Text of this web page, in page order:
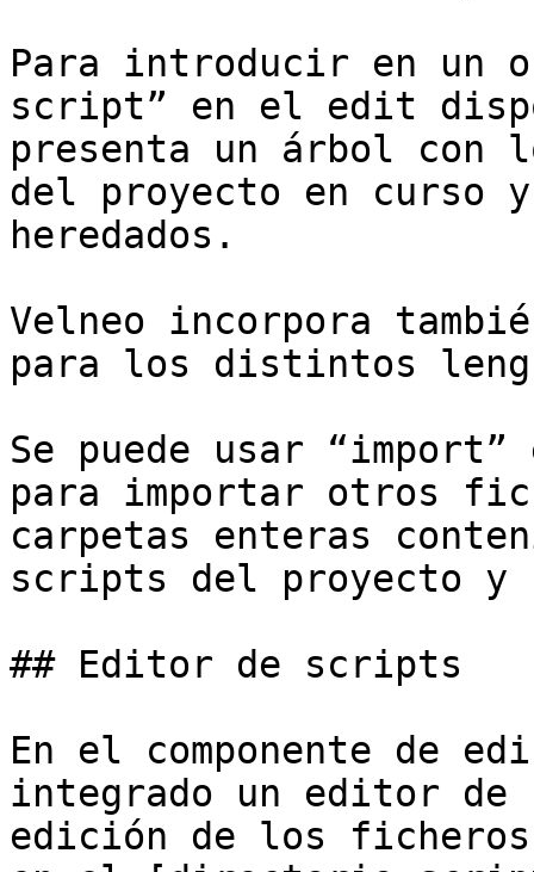
Para introducir en un
script” en el edit
presenta un árbol
del proyecto en curso
heredados.
Velneo incorpora
para los distintos
Se puede usar
para importar otros
carpetas enteras
scripts del proyecto y
## Editor de scripts
En el componente de
integrado un editor
edición de los ficheros